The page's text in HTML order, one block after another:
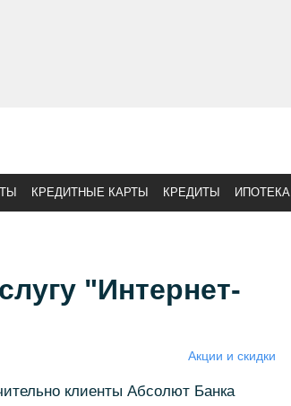
КРЕДИТНЫЕ КАРТЫ КРЕДИТЫ ИПОТЕКА
"Интернет-
Акции и скидки
клиенты Абсолют Банка